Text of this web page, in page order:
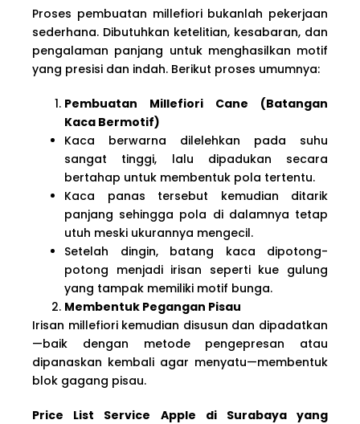
Proses pembuatan millefiori bukanlah pekerjaan
sederhana. Dibutuhkan ketelitian, kesabaran, dan
pengalaman panjang untuk menghasilkan motif
yang presisi dan indah. Berikut proses umumnya:
Pembuatan Millefiori Cane (Batangan
Kaca Bermotif)
Kaca berwarna dilelehkan pada suhu
sangat tinggi, lalu dipadukan secara
bertahap untuk membentuk pola tertentu.
Kaca panas tersebut kemudian ditarik
panjang sehingga pola di dalamnya tetap
utuh meski ukurannya mengecil.
Setelah dingin, batang kaca dipotong-
potong menjadi irisan seperti kue gulung
yang tampak memiliki motif bunga.
Membentuk Pegangan Pisau
Irisan millefiori kemudian disusun dan dipadatkan
—baik dengan metode pengepresan atau
dipanaskan kembali agar menyatu—membentuk
blok gagang pisau.
Price List Service Apple di Surabaya yang